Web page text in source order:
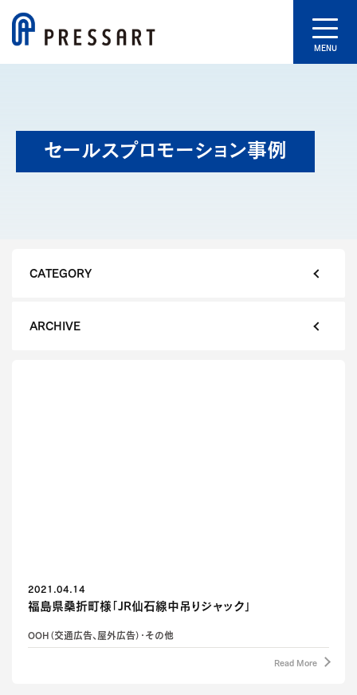
MENU
セールスプロモーション事例
CATEGORY
ARCHIVE
2021.04.14
福島県桑折町様「JR仙石線中吊りジャック」
OOH（交通広告、屋外広告）・その他
Read More